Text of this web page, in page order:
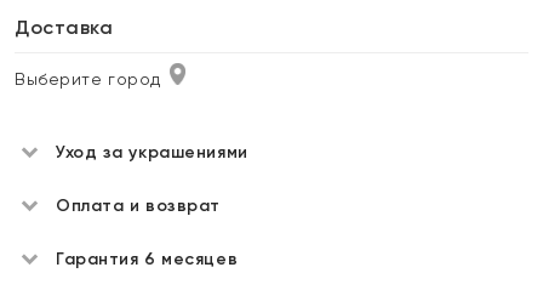
Доставка
Выберите город
Уход за украшениями
Оплата и возврат
Гарантия 6 месяцев